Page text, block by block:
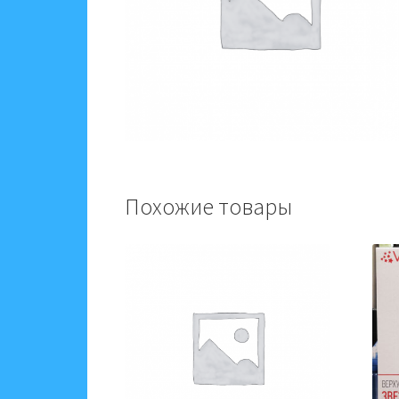
Похожие товары